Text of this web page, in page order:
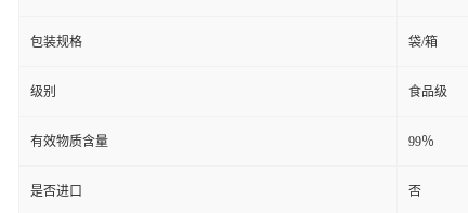
包装规格 袋/箱
级别 食品级
有效物质含量 99％
是否进口 否